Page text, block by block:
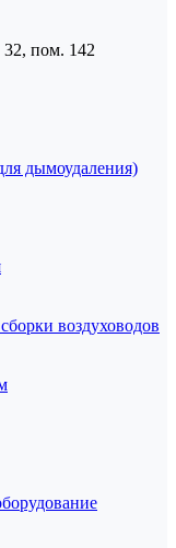
32, пом. 142
дымоудаления)
воздуховодов